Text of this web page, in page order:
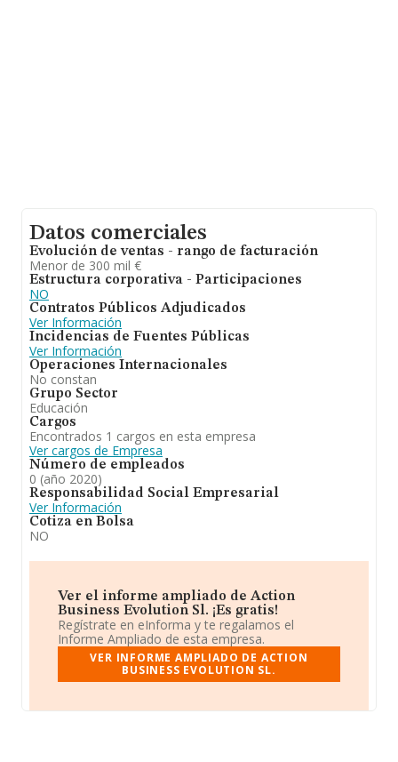
Datos comerciales
Evolución de ventas - rango de facturación
Menor de 300 mil €
Estructura corporativa - Participaciones
NO
Contratos Públicos Adjudicados
Ver Información
Incidencias de Fuentes Públicas
Ver Información
Operaciones Internacionales
No constan
Grupo Sector
Educación
Cargos
Encontrados 1 cargos en esta empresa
Ver cargos de Empresa
Número de empleados
0 (año 2020)
Responsabilidad Social Empresarial
Ver Información
Cotiza en Bolsa
NO
Ver el informe ampliado de Action
Business Evolution Sl. ¡Es gratis!
Regístrate en eInforma y te regalamos el
Informe Ampliado de esta empresa.
VER INFORME AMPLIADO DE ACTION
BUSINESS EVOLUTION SL.